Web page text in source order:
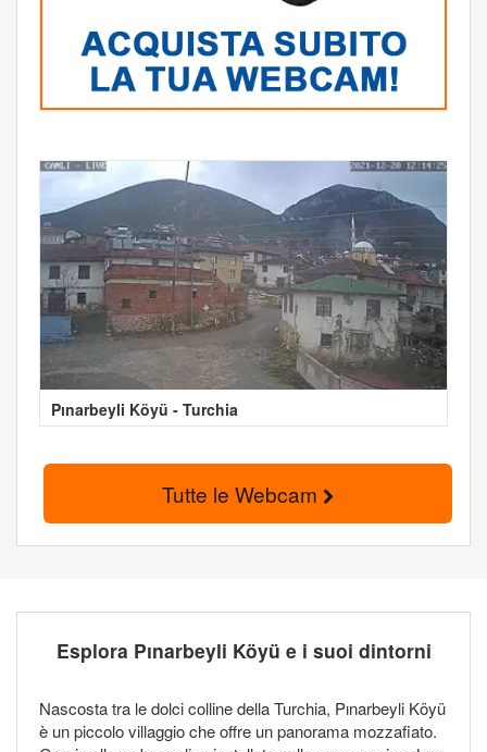
Pınarbeyli Köyü - Turchia
Tutte le Webcam
Esplora Pınarbeyli Köyü e i suoi dintorni
Nascosta tra le dolci colline della Turchia, Pınarbeyli Köyü
è un piccolo villaggio che offre un panorama mozzafiato.